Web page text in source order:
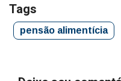
Tags
pensão alimentícia